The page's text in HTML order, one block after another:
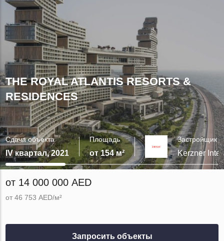
THE ROYAL ATLANTIS RESORTS &
RESIDENCES
Сдача объекта
IV квартал, 2021
Площадь
от 154 м²
Застройщик
Kerzner
от 14 000 000 AED
от 46 753 AED/м²
Запросить объекты